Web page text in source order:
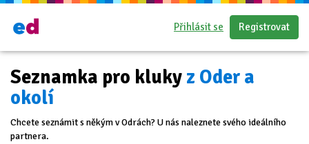
Přihlásit se Registrovat
Seznamka pro kluky z Oder a
okolí
Chcete seznámit s někým v Odrách? U nás naleznete svého ideálního
partnera.